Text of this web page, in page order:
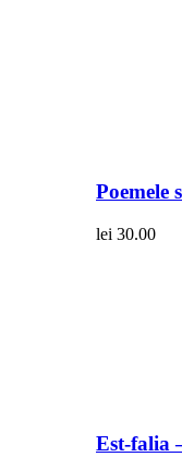
Poemele
lei 30.00
Est-falia